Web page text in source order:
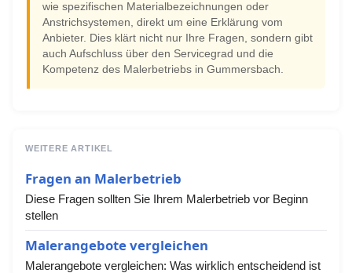
wie spezifischen Materialbezeichnungen oder
Anstrichsystemen, direkt um eine Erklärung vom
Anbieter. Dies klärt nicht nur Ihre Fragen, sondern gibt
auch Aufschluss über den Servicegrad und die
Kompetenz des Malerbetriebs in Gummersbach.
WEITERE ARTIKEL
Fragen an Malerbetrieb
Diese Fragen sollten Sie Ihrem Malerbetrieb vor Beginn
stellen
Malerangebote vergleichen
Malerangebote vergleichen: Was wirklich entscheidend ist